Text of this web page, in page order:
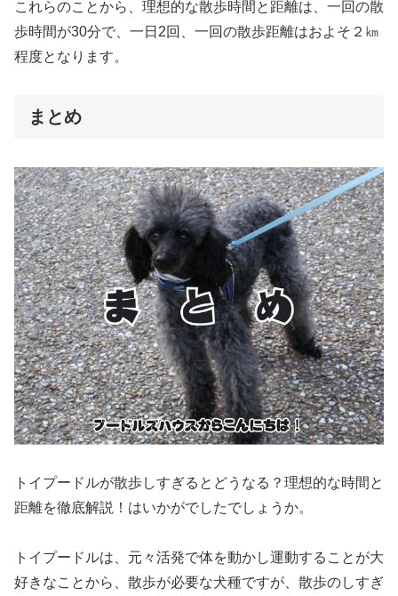
これらのことから、理想的な散歩時間と距離は、一回の散
歩時間が30分で、一日2回、一回の散歩距離はおよそ２㎞
程度となります。
まとめ
トイプードルが散歩しすぎるとどうなる？理想的な時間と
距離を徹底解説！はいかがでしたでしょうか。
トイプードルは、元々活発で体を動かし運動することが大
好きなことから、散歩が必要な犬種ですが、散歩のしすぎ